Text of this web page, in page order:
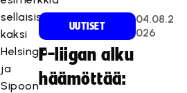
sellaisista;
kaksi
Helsingin
ja
Sipoon
UUTISET
04.08.2
026
F-liigan alku
häämöttää: